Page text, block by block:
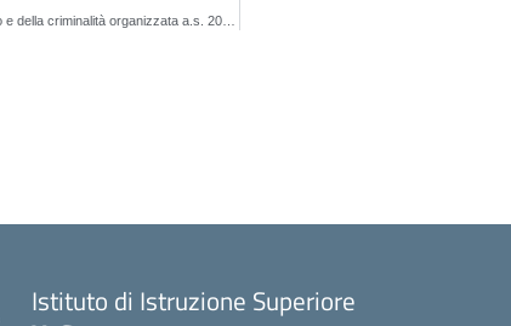
Istituto di Istruzione Superiore